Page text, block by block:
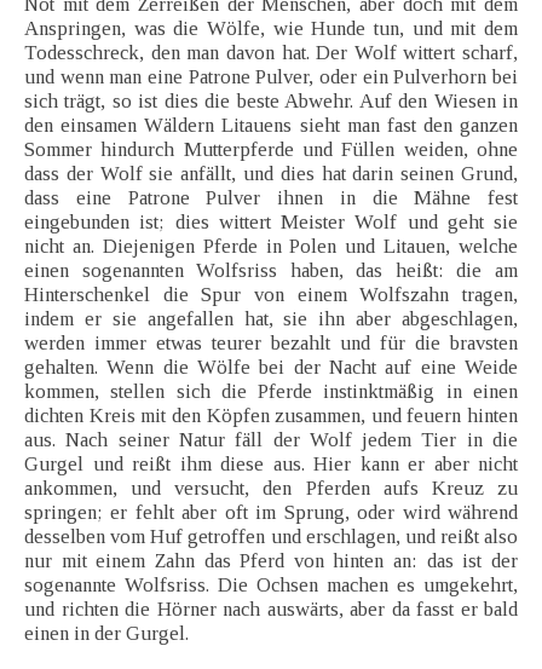
Not mit dem Zerreißen der Menschen, aber doch mit dem
Anspringen, was die Wölfe, wie Hunde tun, und mit dem
Todesschreck, den man davon hat. Der Wolf wittert scharf,
und wenn man eine Patrone Pulver, oder ein Pulverhorn bei
sich trägt, so ist dies die beste Abwehr. Auf den Wiesen in
den einsamen Wäldern Litauens sieht man fast den ganzen
Sommer hindurch Mutterpferde und Füllen weiden, ohne
dass der Wolf sie anfällt, und dies hat darin seinen Grund,
dass eine Patrone Pulver ihnen in die Mähne fest
eingebunden ist; dies wittert Meister Wolf und geht sie
nicht an. Diejenigen Pferde in Polen und Litauen, welche
einen sogenannten Wolfsriss haben, das heißt: die am
Hinterschenkel die Spur von einem Wolfszahn tragen,
indem er sie angefallen hat, sie ihn aber abgeschlagen,
werden immer etwas teurer bezahlt und für die bravsten
gehalten. Wenn die Wölfe bei der Nacht auf eine Weide
kommen, stellen sich die Pferde instinktmäßig in einen
dichten Kreis mit den Köpfen zusammen, und feuern hinten
aus. Nach seiner Natur fäll der Wolf jedem Tier in die
Gurgel und reißt ihm diese aus. Hier kann er aber nicht
ankommen, und versucht, den Pferden aufs Kreuz zu
springen; er fehlt aber oft im Sprung, oder wird während
desselben vom Huf getroffen und erschlagen, und reißt also
nur mit einem Zahn das Pferd von hinten an: das ist der
sogenannte Wolfsriss. Die Ochsen machen es umgekehrt,
und richten die Hörner nach auswärts, aber da fasst er bald
einen in der Gurgel.